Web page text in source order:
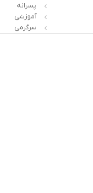
پسرانه
آموزشی
سرگرمی